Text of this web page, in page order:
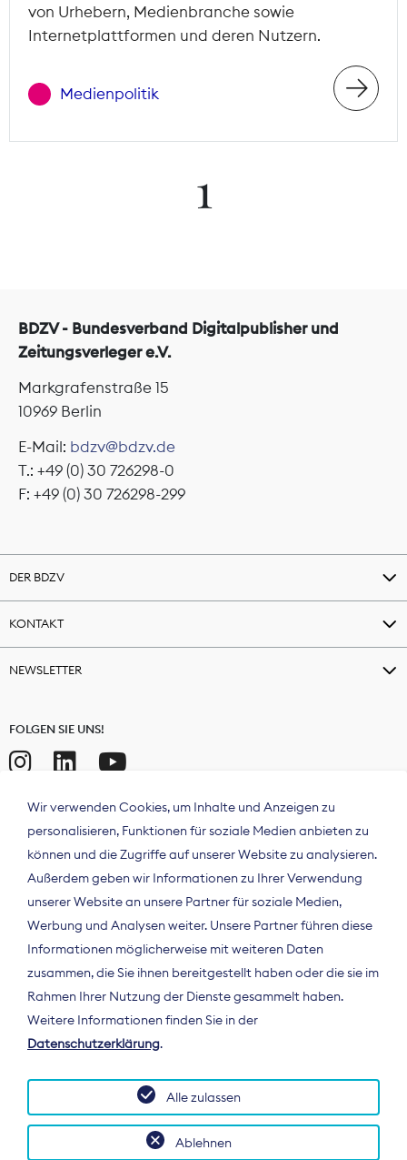
von Urhebern, Medienbranche sowie
Internetplattformen und deren Nutzern.
Medienpolitik
1
BDZV - Bundesverband Digitalpublisher und
Zeitungsverleger e.V.
Markgrafenstraße 15
10969 Berlin
E-Mail: bdzv@bdzv.de
T.: +49 (0) 30 726298-0
F: +49 (0) 30 726298-299
DER BDZV
KONTAKT
NEWSLETTER
FOLGEN SIE UNS!
Der Bundesverband Digitalpublisher und
Zeitungsverleger (BDZV) vertritt als
Spitzenorganisation die Interessen der
Deutschland und auf EU-Ebene.
Wir verwenden Cookies, um Inhalte und Anzeigen zu
personalisieren, Funktionen für soziale Medien anbieten zu
können und die Zugriffe auf unserer Website zu analysieren.
Außerdem geben wir Informationen zu Ihrer Verwendung
unserer Website an unsere Partner für soziale Medien,
Werbung und Analysen weiter. Unsere Partner führen diese
Informationen möglicherweise mit weiteren Daten
zusammen, die Sie ihnen bereitgestellt haben oder die sie im
Rahmen Ihrer Nutzung der Dienste gesammelt haben.
Weitere Informationen finden Sie in der
Datenschutzerklärung.
Ablehnen
Alle zulassen